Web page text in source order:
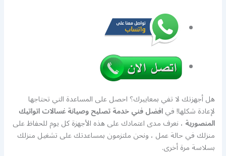
هل أجهزتك لا تفي بمعاييرك؟ احصل على المساعدة التي تحتاجها
لإعادة شكلها! فيافضل فني خدمة تصليح وصيانة غسالات اتواتيك
المنصورية ، نعرف مدى اعتمادك على هذه الأجهزة كل يوم للحفاظ على
منزلك في حالة عمل ، ونحن ملتزمون بمساعدتك على تشغيل منزلك
بسلاسة مرة أخرى.